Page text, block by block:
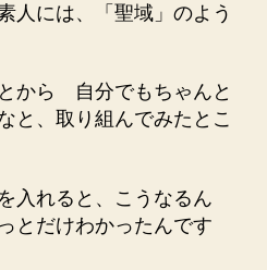
人には、「聖域」のよう
から 自分でもちゃんと
と、取り組んでみたとこ
入れると、こうなるん
とだけわかったんです